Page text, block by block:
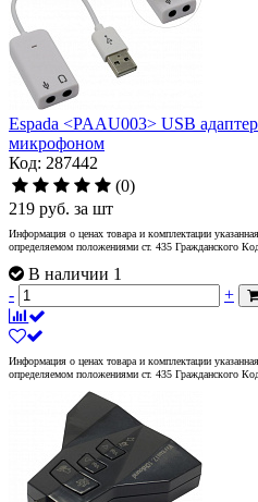
Espada <PAAU003> USB
микрофоном
Код: 287442
(0)
219 руб. за шт
Информация о ценах товара и комплектации
определяемом положениями ст. 435 Гражданского
В наличии 1
-
+
Информация о ценах товара и комплектации
определяемом положениями ст. 435 Гражданского